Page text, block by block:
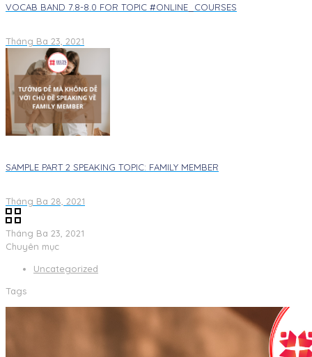
VOCAB BAND 7.8-8.0 FOR TOPIC #ONLINE_COURSES
Tháng Ba 23, 2021
SAMPLE PART 2 SPEAKING TOPIC: FAMILY MEMBER
Tháng Ba 28, 2021
Tháng Ba 23, 2021
Chuyên mục
Uncategorized
Tags